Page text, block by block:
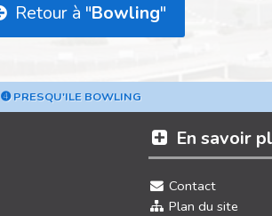
Retour à "Bowling"
➍ PRESQU'ILE BOWLING
En savoir
Contact
Plan du site